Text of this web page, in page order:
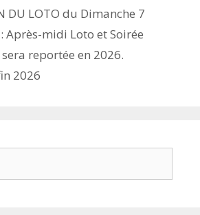
DU LOTO du Dimanche 7
Après-midi Loto et Soirée
sera reportée en 2026.
2026